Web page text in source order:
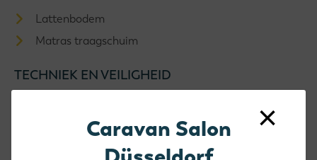
Lattenbodem
Matras traagschuim
TECHNIEK EN VEILIGHEID
Mistlampen voorzijde
Caravan Salon
×